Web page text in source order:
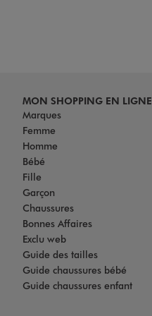
MON SHOPPING EN LIGNE
Marques
Femme
Homme
Bébé
Fille
Garçon
Chaussures
Bonnes Affaires
Exclu web
Guide des tailles
Guide chaussures bébé
Guide chaussures enfant